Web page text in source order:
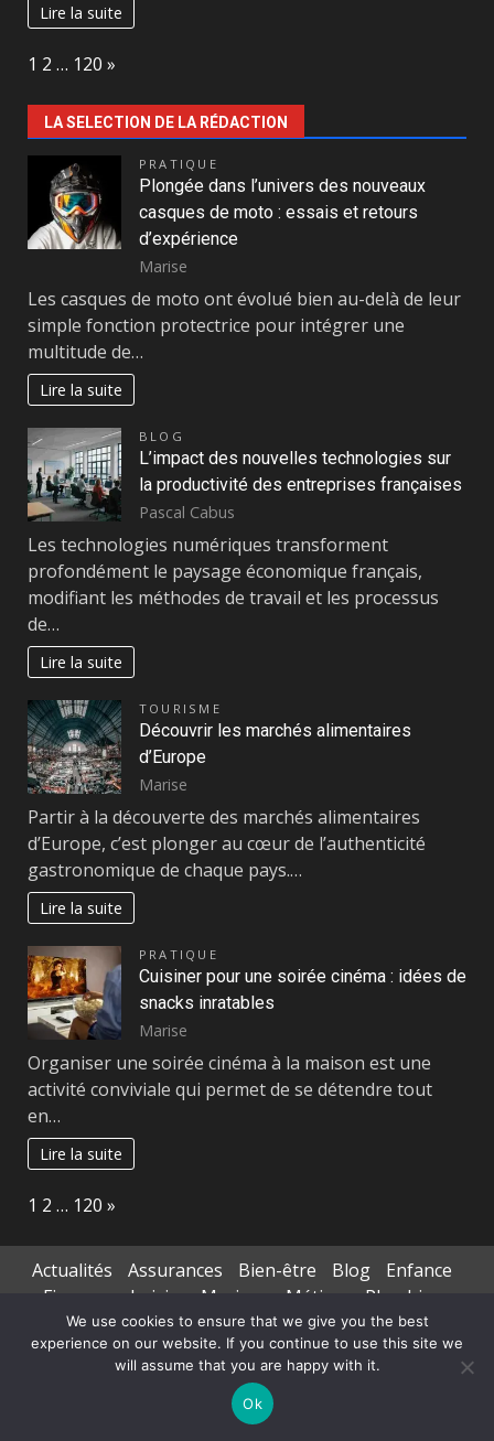
Lire la suite
Page:
1 2 … 120 Next
»
LA SELECTION DE LA RÉDACTION
PRATIQUE
Plongée dans l’univers des nouveaux
casques de moto : essais et retours
d’expérience
Marise
Les casques de moto ont évolué bien au-delà de leur
simple fonction protectrice pour intégrer une
multitude de…
Lire la suite
BLOG
L’impact des nouvelles technologies sur
la productivité des entreprises françaises
Pascal Cabus
Les technologies numériques transforment
profondément le paysage économique français,
modifiant les méthodes de travail et les processus
de…
Lire la suite
TOURISME
Découvrir les marchés alimentaires
d’Europe
Marise
Partir à la découverte des marchés alimentaires
d’Europe, c’est plonger au cœur de l’authenticité
gastronomique de chaque pays.…
Lire la suite
PRATIQUE
Cuisiner pour une soirée cinéma : idées de
snacks inratables
Marise
Organiser une soirée cinéma à la maison est une
activité conviviale qui permet de se détendre tout
en…
Lire la suite
Page:
1 2 … 120 Next
»
Actualités Assurances Bien-être Blog
Enfance
Finances
Loisirs Mariage Métiers
Plombier
Mode
Pratique Santé
Services aux personnes
Services entreprises
Tourisme
Transports de personnes
Copyright © All rights reserved.
We use cookies to ensure that we give you the best
experience on our website. If you continue to use this site we
will assume that you are happy with it.
Ok